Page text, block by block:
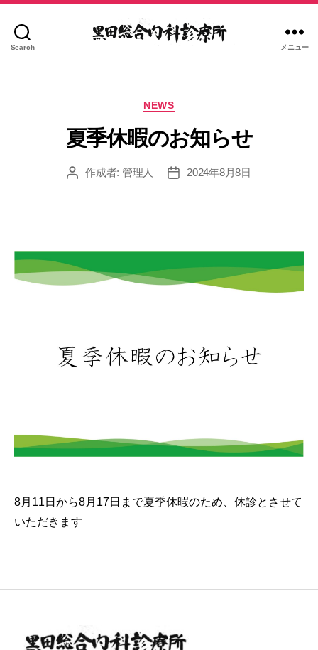
Search
合
科
療
メニュー
カ
テ
ゴ
リ
NEWS
夏季休暇のお知らせ
投 作成者: 管理人
投
2024年8月8日
8月11日から8月17日まで夏季休暇のため、休診とさせて
いただきます